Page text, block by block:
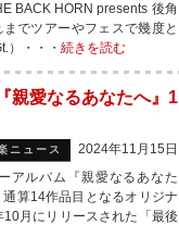
BACK HORN presents 後角
でツアーやフェスで幾度と
）・・・ 続きを読む
親愛なるあなたへ』1
ニュース
2024年11月15日
アルバム『親愛なるあなた
算14作品目となるオリジナ
月にリリースされた「最後